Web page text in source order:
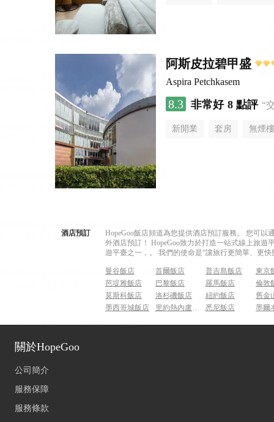
阿斯皮拉碧甲盛
Aspira Petchkasem
8.3 非常好 8 點評 “
新開業 套房 無煙
酒店預訂
HopeGoo飯店頻道為您提供酒店預訂服務。 您可
外酒店預訂！ HopeGoo致力於打造一站式線上旅
遊平臺之一，。 我們的使命是“讓旅行更簡單、更
曼谷飯店 首爾飯店 普吉島飯店
東京
芭堤雅飯店
巴黎飯店 羅馬飯店
倫敦
莫斯科飯店
洛杉磯飯店 紐約飯店
舊金
墨西哥城飯店
里約熱內盧飯店 悉尼飯店 墨爾
關於HopeGoo
公司簡介
服務保障
服務條款